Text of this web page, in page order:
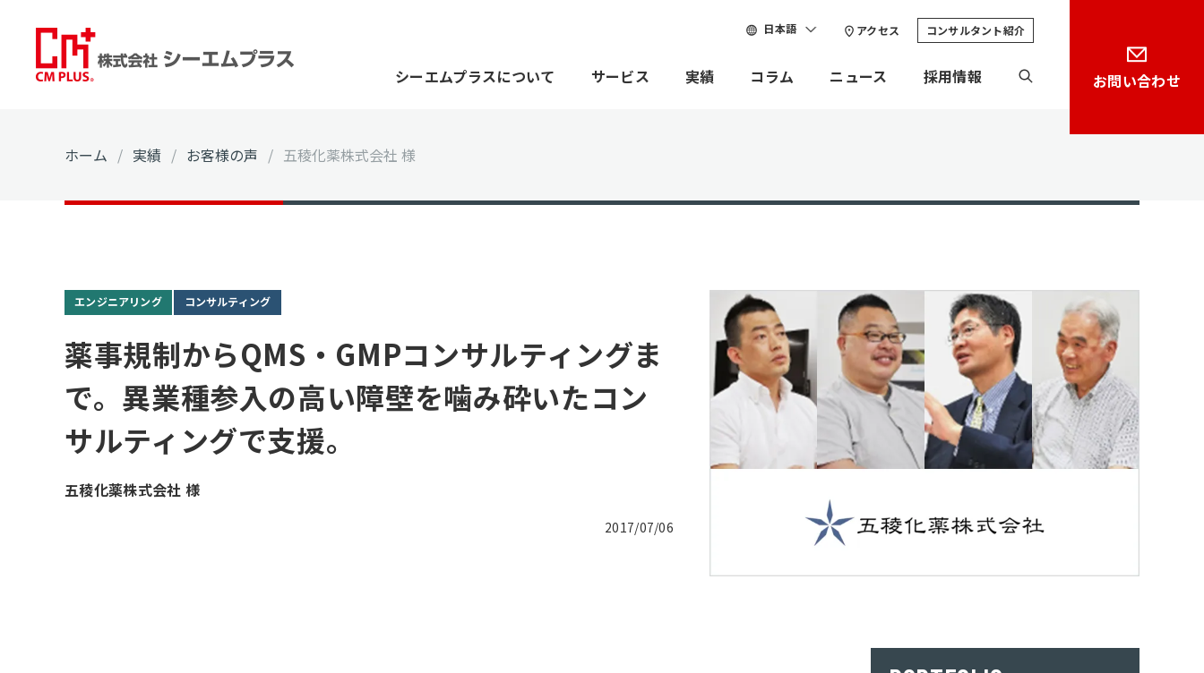
日本語 アクセス コンサルタント紹介
シーエムプラスについて サービス 実績 コラム ニュース 採用情報 お問い合わせ
ホーム / 実績 / お客様の声 / 五稜化薬株式会社 様
エンジニアリング コンサルティング
薬事規制からQMS・GMPコンサルティングま
で。異業種参入の高い障壁を噛み砕いたコン
サルティングで支援。
五稜化薬株式会社 様
2017/07/06